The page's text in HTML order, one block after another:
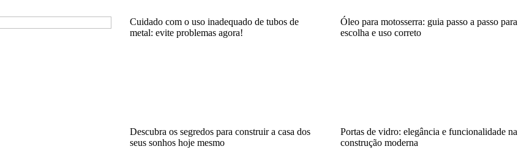
Cuidado com o uso inadequado de tubos de
metal: evite problemas agora!
Óleo para motosserra: guia passo a passo para
escolha e uso correto
Descubra os segredos para construir a casa dos
seus sonhos hoje mesmo
Portas de vidro: elegância e funcionalidade na
construção moderna